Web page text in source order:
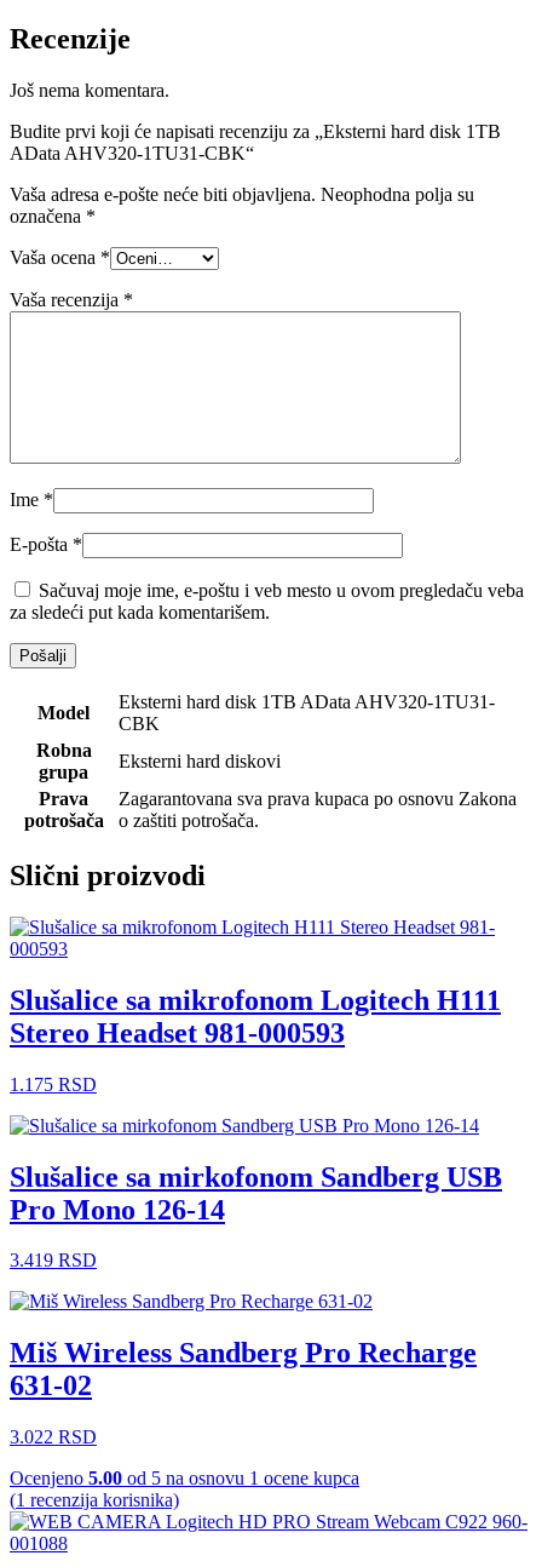
Recenzije
Još nema komentara.
Budite prvi koji će napisati recenziju za „Eksterni hard disk 1TB
AData AHV320-1TU31-CBK“
Vaša adresa e-pošte neće biti objavljena. Neophodna polja su
označena *
Vaša ocena *
Vaša recenzija *
Ime *
E-pošta *
Sačuvaj moje ime, e-poštu i veb mesto u ovom pregledaču veba
za sledeći put kada komentarišem.
Model
Eksterni hard disk 1TB AData AHV320-1TU31-
CBK
Robna
grupa
Eksterni hard diskovi
Prava
potrošača
Zagarantovana sva prava kupaca po osnovu Zakona
o zaštiti potrošača.
Slični proizvodi
Slušalice sa mikrofonom Logitech H111
Stereo Headset 981-000593
1.175 RSD
Slušalice sa mirkofonom Sandberg USB
Pro Mono 126-14
3.419 RSD
Miš Wireless Sandberg Pro Recharge
631-02
3.022 RSD
Ocenjeno 5.00 od 5 na osnovu 1 ocene kupca
(1 recenzija korisnika)